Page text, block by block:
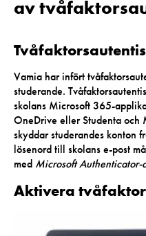
av
Vamia har infört
studerande.
skolans Microsoft 365-
OneDrive eller Studenta och
skyddar studerandes konton
lösenord till skolans e-post
med Microsoft Authenticator-
Aktivera